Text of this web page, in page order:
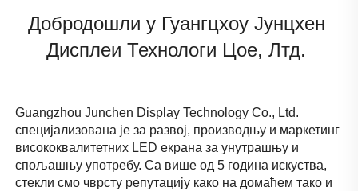
Добродошли у Гуангцхоу Јунцхен
Дисплеи Технологи Цое, Лтд.
Guangzhou Junchen Display Technology Co., Ltd.
специјализована је за развој, производњу и маркетинг
висококвалитетних LED екрана за унутрашњу и
спољашњу употребу. Са више од 5 година искуства,
стекли смо чврсту репутацију како на домаћем тако и